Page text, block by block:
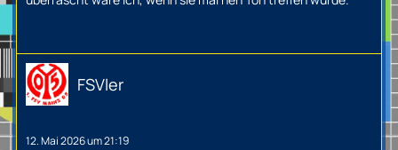
FSVler
12. Mai 2026 um 21:19